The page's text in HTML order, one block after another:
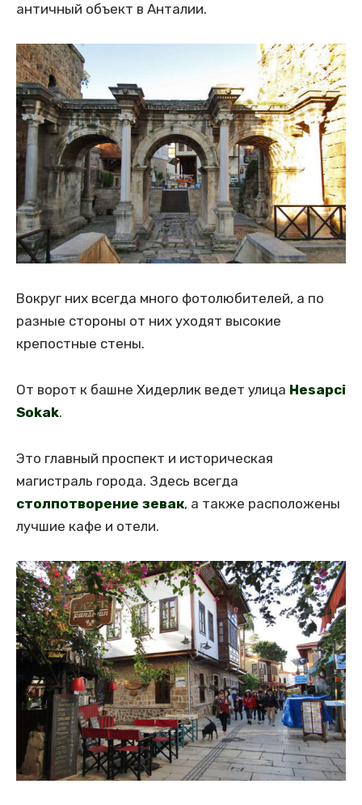
античный объект в Анталии.
Вокруг них всегда много фотолюбителей, а по
разные стороны от них уходят высокие
крепостные стены.
От ворот к башне Хидерлик ведет улица Hesapci
Sokak.
Это главный проспект и историческая
магистраль города. Здесь всегда
столпотворение зевак, а также расположены
лучшие кафе и отели.